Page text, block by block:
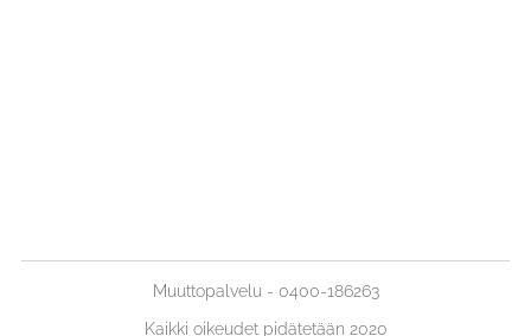
Muuttopalvelu - 0400-186263
Kaikki oikeudet pidätetään 2020